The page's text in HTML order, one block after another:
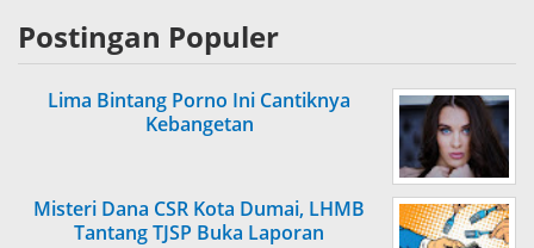
Postingan Populer
Lima Bintang Porno Ini Cantiknya
Kebangetan
Misteri Dana CSR Kota Dumai, LHMB
Tantang TJSP Buka Laporan